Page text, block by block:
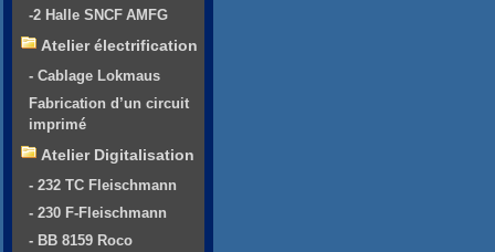
-2 Halle SNCF AMFG
Atelier électrification
- Cablage Lokmaus
Fabrication d’un circuit
imprimé
Atelier Digitalisation
- 232 TC Fleischmann
- 230 F-Fleischmann
- BB 8159 Roco